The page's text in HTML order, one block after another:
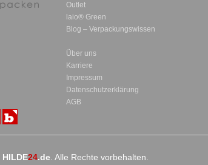
Outlet
laio® Green
Blog – Verpackungswissen
Über uns
Karriere
Impressum
Datenschutzerklärung
AGB
HILDE24.de . Alle Rechte vorbehalten.